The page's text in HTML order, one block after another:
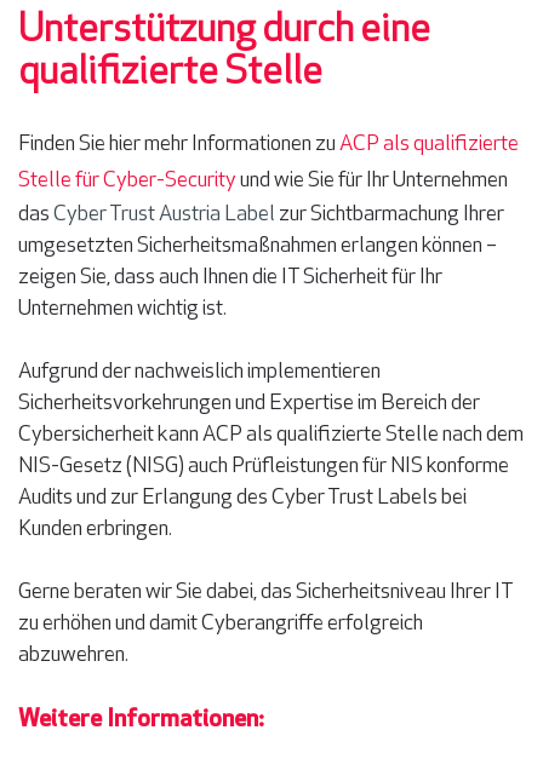
Unterstützung durch eine
qualifizierte Stelle
Finden Sie hier mehr Informationen zu ACP als qualifizierte
Stelle für Cyber-Securityund wie Sie für Ihr Unternehmen
das Cyber Trust Austria Label zur Sichtbarmachung Ihrer
umgesetzten Sicherheitsmaßnahmen erlangen können –
zeigen Sie, dass auch Ihnen die IT Sicherheit für Ihr
Unternehmen wichtig ist.
Aufgrund der nachweislich implementieren
Sicherheitsvorkehrungen und Expertise im Bereich der
Cybersicherheit kann ACP als qualifizierte Stelle nach dem
NIS-Gesetz (NISG) auch Prüfleistungen für NIS konforme
Audits und zur Erlangung des Cyber Trust Labels bei
Kunden erbringen.
Gerne beraten wir Sie dabei, das Sicherheitsniveau Ihrer IT
zu erhöhen und damit Cyberangriffe erfolgreich
abzuwehren.
Weitere Informationen: